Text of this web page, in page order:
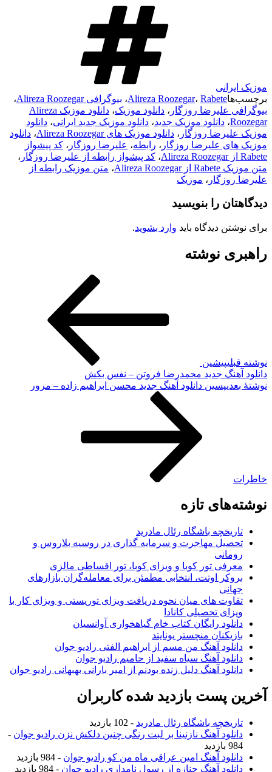
موزیک ایرانی
برچسب‌ها
Alireza Roozegar، Rabete ، بیوگرافی Alireza Roozegar
،
بیوگرافی علیرضا روزگار ، دانلود موزیک،
دانلود موزیک Alireza
Roozegar، دانلود موزیک جدید، دانلود موزیک جدید ایرانی، دانلود
موزیک علیرضا روزگار ، دانلود موزیک های Alireza Roozegar ، دانلود
موزیک های علیرضا روزگار ، رابطه، علیرضا روزگار ، کد پیشواز
Rabete از Alireza Roozegar
، کد پیشواز رابطه از علیرضا روزگار ،
متن موزیک Rabete از Alireza Roozegar
، متن موزیک رابطه از
علیرضا روزگار ، موزیک
دیدگاهتان را بنویسید
برای نوشتن دیدگاه باید وارد بشوید.
راهبری نوشته
نوشته قبلیپیشین
دانلود آهنگ جدید محمدرضا فروتن – نفس بکش
نوشته‌ٔ بعدیپسین دانلود آهنگ جدید محسن ابراهیم زاده – مرور
خاطرات
نوشته‌های تازه
تاریخچه باشگاه رئال مادرید
تحصیل مهاجرت و سرمایه گذاری در روسیه بلاروس و
رومانی
معرفی تور کوبا و ویزای کوبا، تور اقساطی مالزی
بروکر اوتت، انتخابی مطمئن برای معامله‌گران بازارهای
جهانی
تفاوت های میان نحوه دریافت ویزای توریستی و ویزای کار با
ویزای تحصیلی کانادا
دانلود رایگان کتاب خام گیاهخواری آوانسیان
بازیکنان منچستر یونایتد
دانلود آهنگ من مسم از ابراهیم الفتی رادیو جوان
دانلود آهنگ سیاه سفید از حامیم رادیو جوان
دانلود آهنگ دلیل زنده بودنم از امیر بارانی بهبهانی رادیو جوان
آخرین پست بازدید شده کاربران
تاریخچه باشگاه رئال مادرید - 102 بازدید
دانلود آهنگ نازنینا بر لبت رنگی چنین دلکش نزن رادیو جوان -
984 بازدید
دانلود آهنگ امین عراقی ماه من کو رادیو جوان - 984 بازدید
دانلود آهنگ جنازه از رسول نامداری رادیو جوان - 984 بازدید